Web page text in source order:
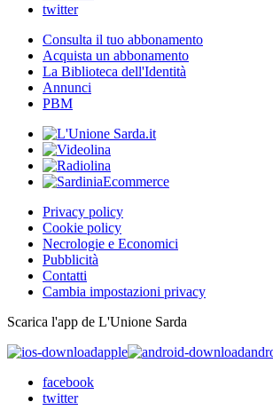
twitter
Consulta il tuo abbonamento
Acquista un abbonamento
La Biblioteca dell'Identità
Annunci
PBM
Privacy policy
Cookie policy
Necrologie e Economici
Pubblicità
Contatti
Cambia impostazioni privacy
Scarica l'app de L'Unione Sarda
apple
facebook
twitter